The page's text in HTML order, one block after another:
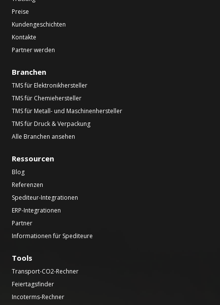
Preise
Kundengeschichten
Kontakte
Partner werden
Branchen
TMS für Elektronikhersteller
TMS für Chemiehersteller
TMS für Metall- und Maschinenhersteller
TMS für Druck & Verpackung
Alle Branchen ansehen
Ressourcen
Blog
Referenzen
Spediteur-Integrationen
ERP-Integrationen
Partner
Informationen für Spediteure
Tools
Transport-CO2-Rechner
Feiertagsfinder
Incoterms-Rechner